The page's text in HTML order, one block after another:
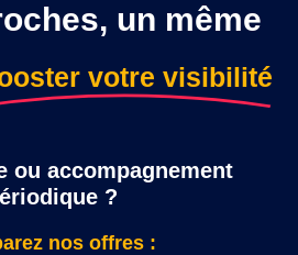
un même
votre visibilité
ou accompagnement
?
nos offres :